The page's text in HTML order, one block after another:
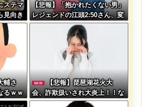
ステマ
見向き
【悲報】「抱かれたくない男」
レジェンドの江頭2:50さん、変
わり果てた姿で発見される
輔さ
るｗｗ
NEW
【悲報】琵琶湖花火大
会、詐欺扱いされ大炎上！！な
お琵琶湖三市とも「知らない」